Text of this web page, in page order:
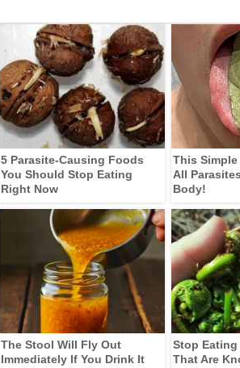
5 Parasite-Causing Foods
You Should Stop Eating
Right Now
This Simple
All
Body!
The Stool Will Fly Out
Immediately If You Drink It
Stop
That Are